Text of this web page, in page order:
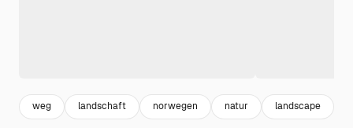
weg landschaft norwegen natur landscape